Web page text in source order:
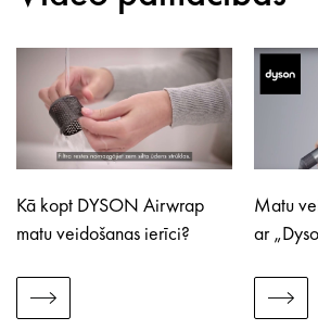
Kā kopt DYSON Airwrap
matu veidošanas ierīci?
Matu
ar